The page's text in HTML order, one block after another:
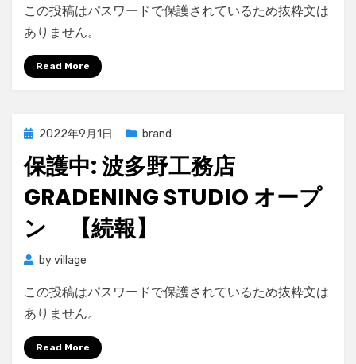
この投稿はパスワードで保護されているため抜粋文は
ありません。
Read More
Posted
2022年9月1日 brand
保護中: 波多野工務店
GRADENING STUDIO オープ
ン 【続報】
byvillage
この投稿はパスワードで保護されているため抜粋文は
ありません。
Read More